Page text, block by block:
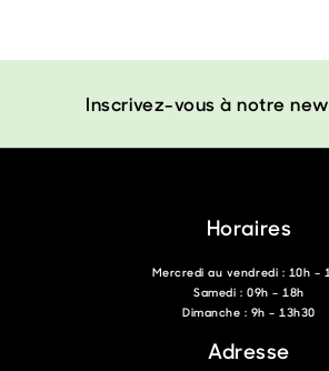
Inscrivez-vous à notre
Horaires
Mercredi au vendredi : 10h –
Samedi : 09h – 18h
Dimanche : 9h – 13h30
Adresse